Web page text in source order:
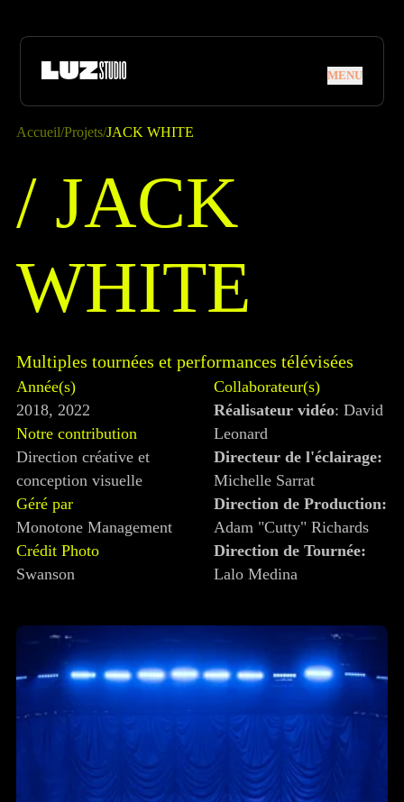
MENU
Accueil/Projets/JACK WHITE
/ JACK
/ JACK
WHITE
Multiples tournées et performances télévisées
Année(s)
2018, 2022
Notre contribution
Direction créative et
conception visuelle
Géré par
Monotone Management
Crédit Photo
Swanson
Collaborateur(s)
Réalisateur vidéo: David
Leonard
Directeur de l'éclairage:
Michelle Sarrat
Direction de Production:
Adam "Cutty" Richards
Direction de Tournée:
Lalo Medina